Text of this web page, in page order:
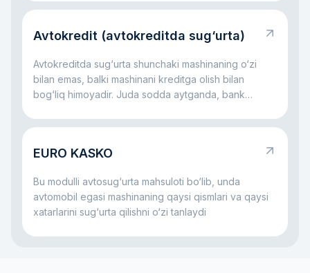
aytganda, bu rulda qilingan xato boshqaning zarariga
bu javobgarlik jabrlanuvchi kompensatsiyasiz
ko‘tarmasligi uchun kerak.
Avtokredit (avtokreditda sug‘urta)
Avtokreditda sug‘urta shunchaki mashinaning o‘zi
bilan emas, balki mashinani kreditga olish bilan
bog‘liq himoyadir. Juda sodda aytganda, bank
jarayoni ham himoyalangan bo‘lishini xohlaydi. Shu
bo‘ladi: u mashina bilan jiddiy muammo yuz bersa,
kamaytirishga yordam beradi.
EURO KASKO
Bu modulli avtosug‘urta mahsuloti bo‘lib, unda
avtomobil egasi mashinaning qaysi qismlari va qaysi
xatarlarini sug‘urta qilishni o‘zi tanlaydi